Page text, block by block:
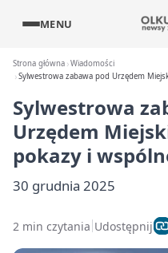
MENU
Strona główna Wiadomości
Sylwestrowa zabawa pod Urzędem
Sylwestrowa
Urzędem
pokazy i
30 grudnia 2025
2 min czytania Udostępnij